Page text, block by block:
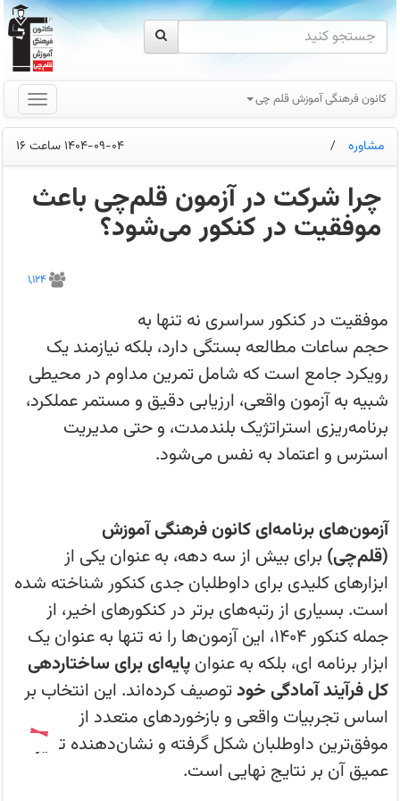
کانون فرهنگی آموزش قلم چی
مشاوره / 1404-09-04 ساعت 16
چرا شرکت در آزمون قلم‌چی باعث
موفقیت در کنکور می‌شود؟
آزمون‌های
قلم‌چی
بخشی
برنامه‌شان
می‌دانند؟
کانون
فرهنگی
آموزش-
کنکور
1,124
موفقیت در کنکور سراسری نه تنها به
حجم ساعات مطالعه بستگی دارد، بلکه نیازمند یک
رویکرد جامع است که شامل تمرین مداوم در محیطی
شبیه به آزمون واقعی، ارزیابی دقیق و مستمر عملکرد،
برنامه‌ریزی استراتژیک بلندمدت، و حتی مدیریت
استرس و اعتماد به نفس می‌شود.
آزمون‌های برنامه‌ای کانون فرهنگی آموزش
(قلم‌چی) برای بیش از سه دهه، به عنوان یکی از
ابزارهای کلیدی برای داوطلبان جدی کنکور شناخته شده
است. بسیاری از رتبه‌های برتر در کنکورهای اخیر، از
جمله کنکور ۱۴۰۴، این آزمون‌ها را نه تنها به عنوان یک
ابزار برنامه ای، بلکه به عنوانپایه‌ای برای ساختاردهی
کل فرآیند آمادگی خودتوصیف کرده‌اند. این انتخاب بر
اساس تجربیات واقعی و بازخوردهای متعدد از
موفق‌ترین داوطلبان شکل گرفته و نشان‌دهنده تأثیر
عمیق آن بر نتایج نهایی است.